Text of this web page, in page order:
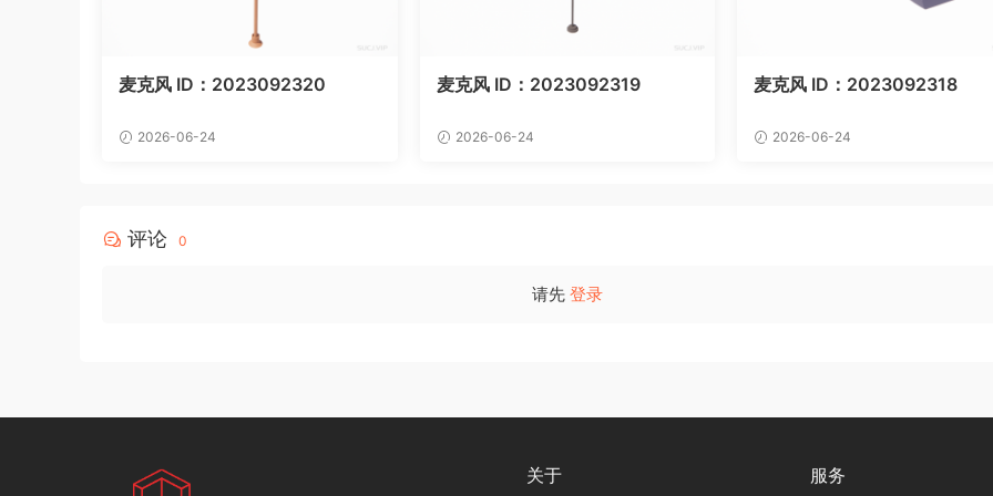
麦克风 ID：2023092320
2026-06-24
麦克风 ID：2023092319
2026-06-24
麦克风 ID：2023092318
2026-06-24
评论 0
请先 登录
关于 服务